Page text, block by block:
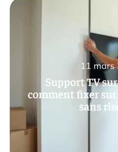
Support TV
comment fixer
sans
11 mars